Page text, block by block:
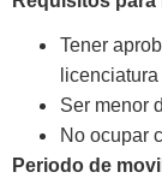
Tener
Ser menor
No ocupar
Periodo de